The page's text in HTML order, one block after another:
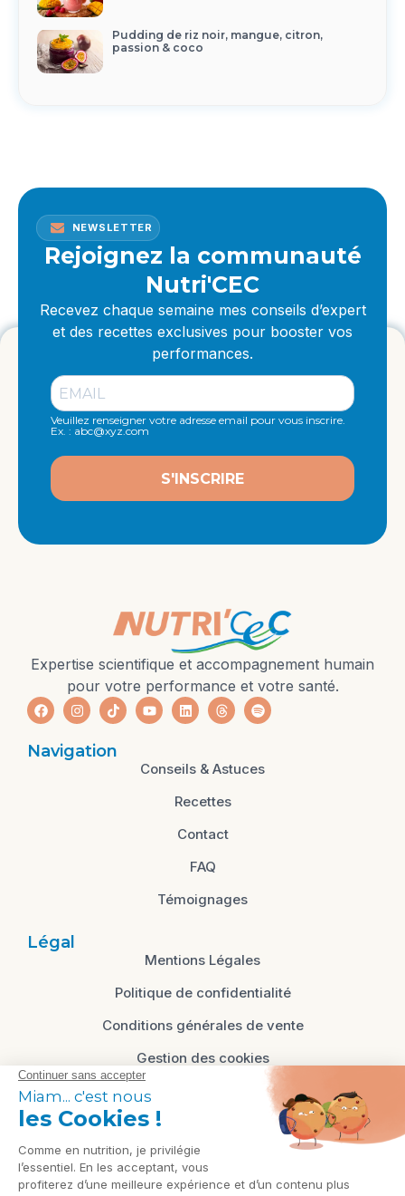
Pudding de riz noir, mangue, citron,
passion & coco
NEWSLETTER
Rejoignez la communauté
Nutri'CEC
Recevez chaque semaine mes conseils d’expert
et des recettes exclusives pour booster vos
performances.
Veuillez renseigner votre adresse email pour vous inscrire.
Ex. : abc@xyz.com
S'INSCRIRE
Expertise scientifique et accompagnement humain
pour votre performance et votre santé.
Navigation
Conseils & Astuces
Recettes
Contact
FAQ
Témoignages
Légal
Mentions Légales
Politique de confidentialité
Conditions générales de vente
Gestion des cookies
Cliquez-ici pour modifier vos préférences en
matière de cookies
Contact
87 avenue Francois Mitterrand, 85340
Les Sables d'Olonne, Vendée - FRANCE